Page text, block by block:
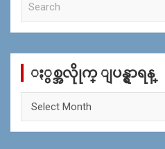
c
ႏွစ္အလိုုက္ ျပန္ရွာရန္